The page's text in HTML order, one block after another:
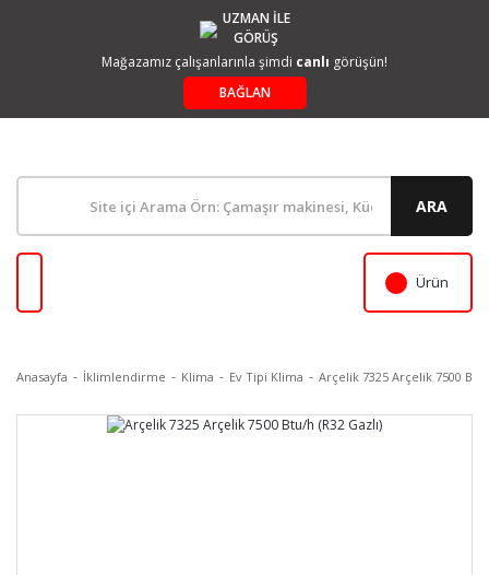
UZMAN İLE
GÖRÜŞ
Mağazamız çalışanlarınla şimdi canlı görüşün!
BAĞLAN
ARA
Ürün
Anasayfa İklimlendirme Klima Ev Tipi Klima Arçelik 7325 Arçelik 7500 Btu/